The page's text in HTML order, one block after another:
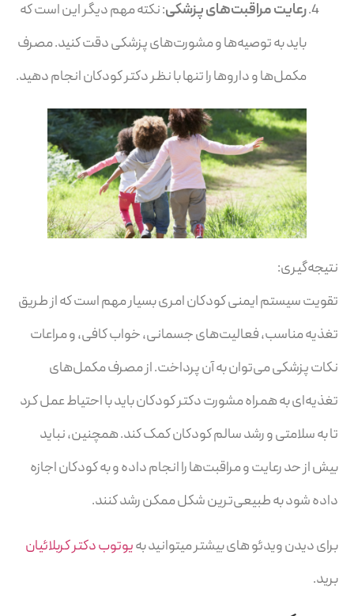
رعایت مراقبت‌های پزشکی: نکته مهم دیگر این است که
باید به توصیه‌ها و مشورت‌های پزشکی دقت کنید. مصرف
مکمل‌ها و داروها را تنها با نظر دکتر کودکان انجام دهید.
نتیجه‌گیری:
تقویت سیستم ایمنی کودکان امری بسیار مهم است که از طریق
تغذیه مناسب، فعالیت‌های جسمانی، خواب کافی، و مراعات
نکات پزشکی می‌توان به آن پرداخت. از مصرف مکمل‌های
تغذیه‌ای به همراه مشورت دکتر کودکان باید با احتیاط عمل کرد
تا به سلامتی و رشد سالم کودکان کمک کند. همچنین، نباید
بیش از حد رعایت و مراقبت‌ها را انجام داده و به کودکان اجازه
داده شود به طبیعی‌ترین شکل ممکن رشد کنند.
برای دیدن ویدئو های بیشتر میتوانید بهیوتوب دکتر کربلائیان
برید.